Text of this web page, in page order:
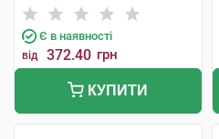
Є в наявності
від 372.40 грн
КУПИТИ